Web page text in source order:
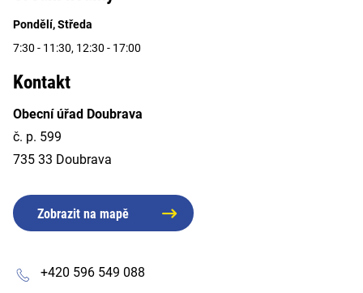
Pondělí, Středa
7:30 - 11:30, 12:30 - 17:00
Kontakt
Obecní úřad Doubrava
č. p. 599
735 33 Doubrava
Zobrazit na mapě
+420 596 549 088